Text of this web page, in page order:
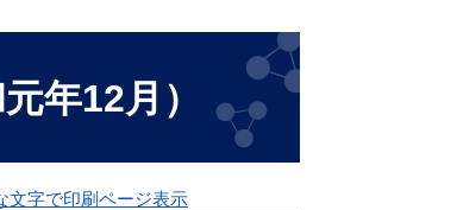
年12月）
文字で印刷ページ表示